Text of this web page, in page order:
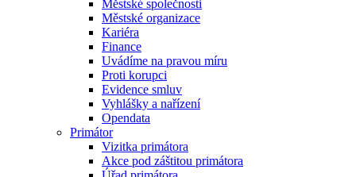
Městské společnosti
Městské organizace
Kariéra
Finance
Uvádíme na pravou míru
Proti korupci
Evidence smluv
Vyhlášky a nařízení
Opendata
Primátor
Vizitka primátora
Akce pod záštitou primátora